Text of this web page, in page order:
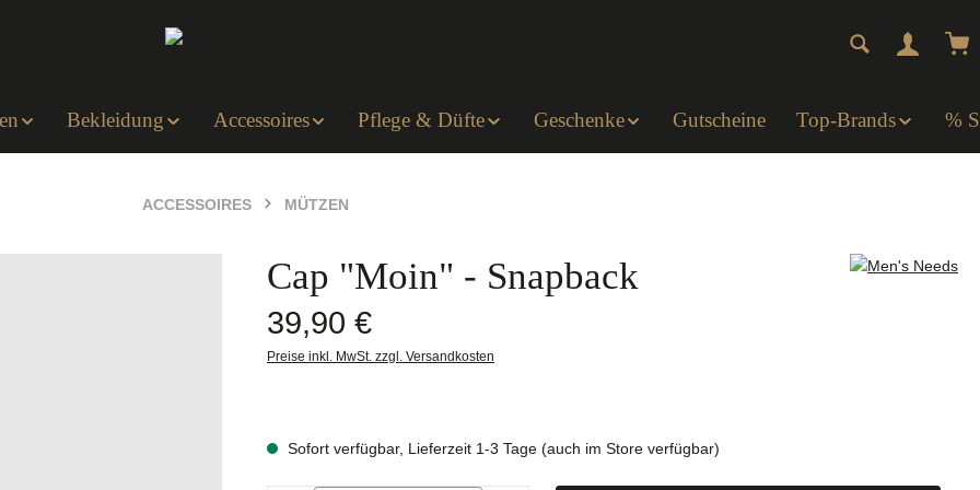
Bekleidung Accessoires Pflege & Düfte Geschenke Gutscheine Top-Brands %
ACCESSOIRES MÜTZEN
Cap "Moin" - Snapback
Regulärer Preis:
39,90 €
Preise inkl. MwSt. zzgl. Versandkosten
Sofort verfügbar, Lieferzeit 1-3 Tage (auch im Store verfügbar)